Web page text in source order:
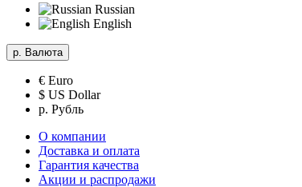
Russian
English
р. Валюта
€ Euro
$ US Dollar
р. Рубль
О компании
Доставка и оплата
Гарантия качества
Акции и распродажи